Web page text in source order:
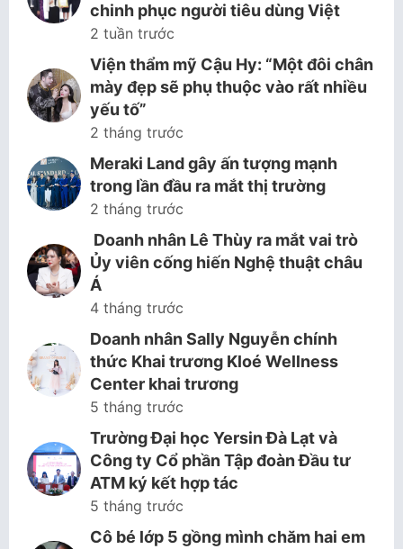
chinh phục người tiêu dùng Việt
2 tuần trước
Viện thẩm mỹ Cậu Hy: “Một đôi chân
mày đẹp sẽ phụ thuộc vào rất nhiều
yếu tố”
2 tháng trước
Meraki Land gây ấn tượng mạnh
trong lần đầu ra mắt thị trường
2 tháng trước
Doanh nhân Lê Thùy ra mắt vai trò
Ủy viên cống hiến Nghệ thuật châu
Á
4 tháng trước
Doanh nhân Sally Nguyễn chính
thức Khai trương Kloé Wellness
Center khai trương
5 tháng trước
Trường Đại học Yersin Đà Lạt và
Công ty Cổ phần Tập đoàn Đầu tư
ATM ký kết hợp tác
5 tháng trước
Cô bé lớp 5 gồng mình chăm hai em